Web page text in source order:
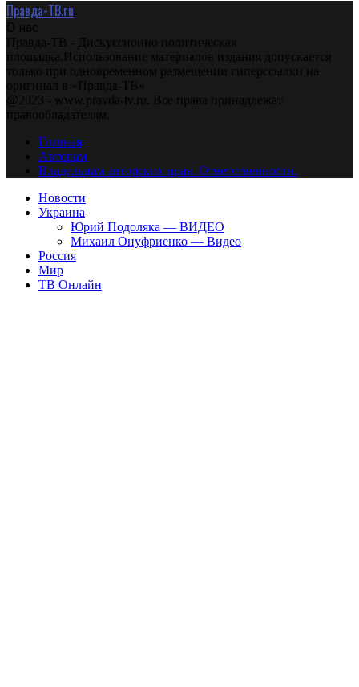
Правда-ТВ.ru
О нас
Правда-ТВ - Дискуссионно политическая
площадка.Использование материалов издания допускается
только при одновременном размещении гиперссылки на
оригинал в «Правда-ТВ»
@2023 - www.pravda-tv.ru. Все права принадлежат
правообладателям.
Главная
Авторам
Владельцам авторских прав. Ответственности.
Новости
Украина
Юрий Подоляка — ВИДЕО
Михаил Онуфриенко — Видео
Россия
Мир
ТВ Онлайн